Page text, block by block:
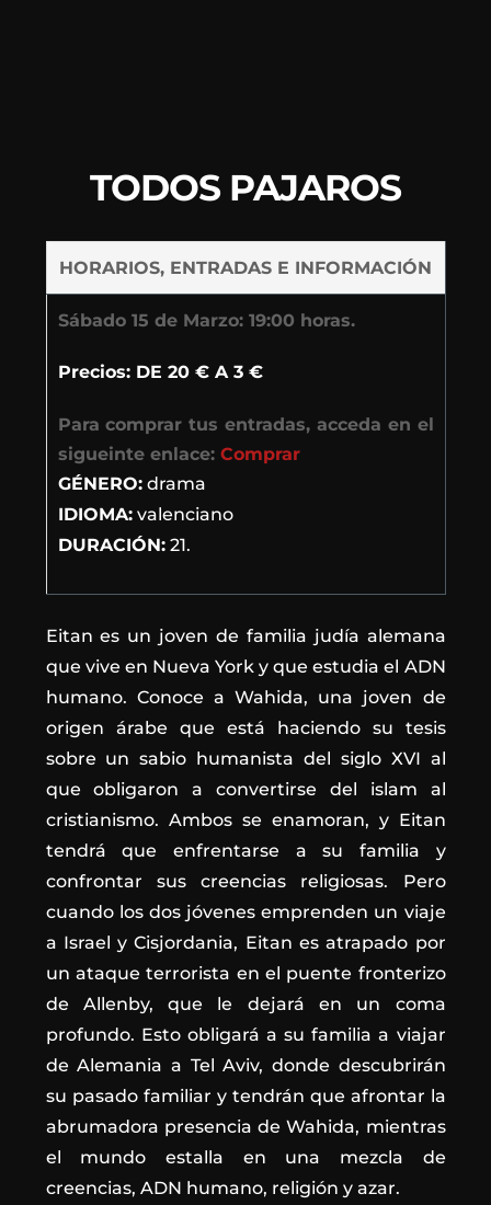
TODOS PAJAROS
HORARIOS, ENTRADAS E INFORMACIÓN
Sábado 15 de Marzo: 19:00 horas.
Precios: DE 20 € A 3 €
Para comprar tus entradas, acceda en el
sigueinte enlace: Comprar
GÉNERO:drama
IDIOMA:valenciano
DURACIÓN:21.
Eitan es un joven de familia judía alemana
que vive en Nueva York y que estudia el ADN
humano. Conoce a Wahida, una joven de
origen árabe que está haciendo su tesis
sobre un sabio humanista del siglo XVI al
que obligaron a convertirse del islam al
cristianismo. Ambos se enamoran, y Eitan
tendrá que enfrentarse a su familia y
confrontar sus creencias religiosas. Pero
cuando los dos jóvenes emprenden un viaje
a Israel y Cisjordania, Eitan es atrapado por
un ataque terrorista en el puente fronterizo
de Allenby, que le dejará en un coma
profundo. Esto obligará a su familia a viajar
de Alemania a Tel Aviv, donde descubrirán
su pasado familiar y tendrán que afrontar la
abrumadora presencia de Wahida, mientras
el mundo estalla en una mezcla de
creencias, ADN humano, religión y azar.